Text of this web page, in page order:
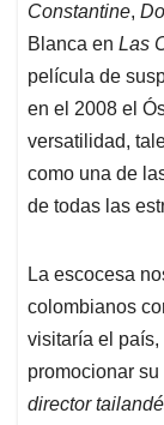
Constantine,
Blanca en Las
película de
en el 2008 el
versatilidad,
como una de
de todas las
La escocesa
colombianos
visitaría el país,
promocionar
director